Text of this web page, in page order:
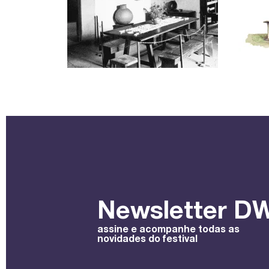
Newsletter
assine e acompanhe todas as
novidades do festival